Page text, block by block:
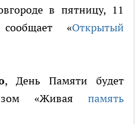
в пятницу, 11
«Открытый
, День Памяти будет
«Живая память